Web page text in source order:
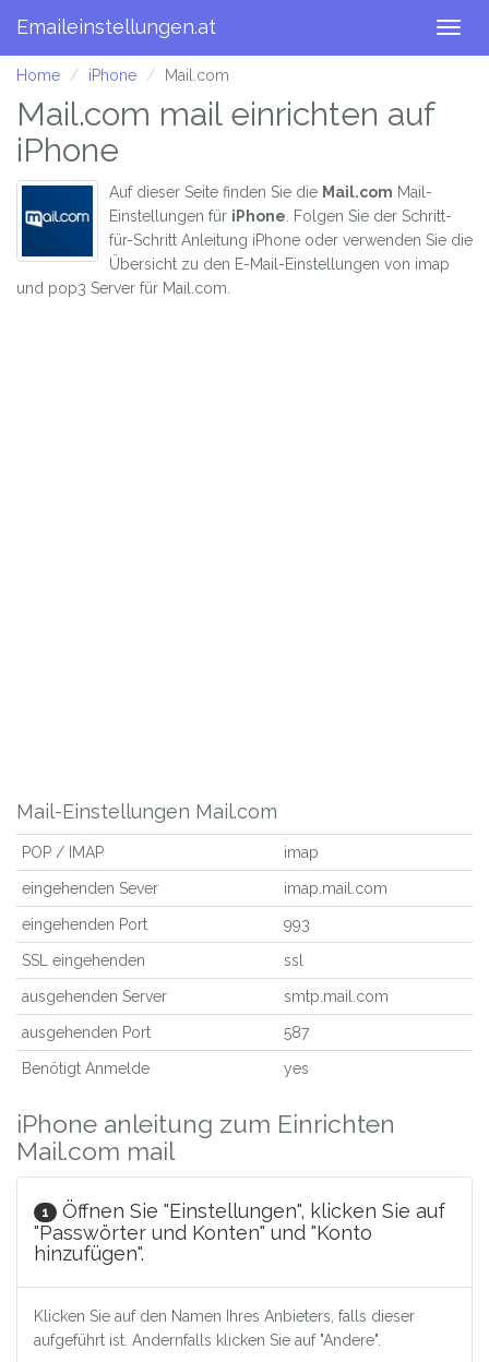
Emaileinstellungen.at
Home iPhone Mail.com
Mail.com mail einrichten auf
iPhone
Auf dieser Seite finden Sie die Mail.com Mail-
Einstellungen für iPhone . Folgen Sie der Schritt-
für-Schritt Anleitung iPhone oder verwenden Sie die
Übersicht zu den E-Mail-Einstellungen von imap
und pop3 Server für Mail.com.
Mail-Einstellungen Mail.com
POP / IMAP imap
eingehenden Sever imap.mail.com
eingehenden Port 993
SSL eingehenden ssl
ausgehenden Server smtp.mail.com
ausgehenden Port 587
Benötigt Anmelde yes
iPhone anleitung zum Einrichten
Mail.com mail
1
Öffnen Sie "Einstellungen", klicken Sie auf
"Passwörter und Konten" und "Konto
hinzufügen".
Klicken Sie auf den Namen Ihres Anbieters, falls dieser
aufgeführt ist. Andernfalls klicken Sie auf "Andere".